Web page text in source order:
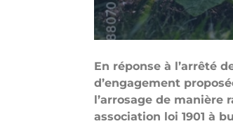
En réponse à l’arrêté
d’engagement
l’arrosage de
association loi 1901 à